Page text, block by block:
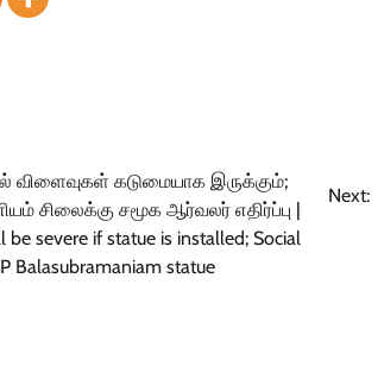
விளைவுகள் கடுமையாக இருக்கும்;
சிலைக்கு சமூக ஆர்வலர் எதிர்ப்பு |
be severe if statue is installed; Social
Balasubramaniam statue
Next: